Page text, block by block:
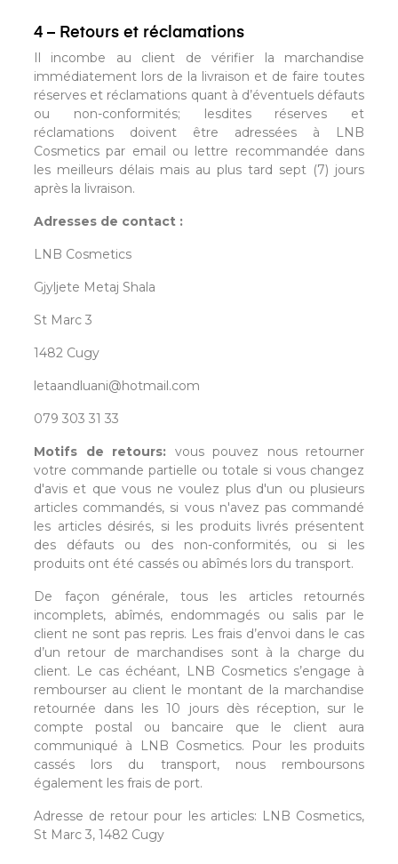
4 – Retours et réclamations
Il incombe au client de vérifier la marchandise
immédiatement lors de la livraison et de faire toutes
réserves et réclamations quant à d’éventuels défauts
ou non-conformités; lesdites réserves et
réclamations doivent être adressées à LNB
Cosmetics par email ou lettre recommandée dans
les meilleurs délais mais au plus tard sept (7) jours
après la livraison.
Adresses de contact :
LNB Cosmetics
Gjyljete Metaj Shala
St Marc 3
1482 Cugy
letaandluani@hotmail.com
079 303 31 33
Motifs de retours: vous pouvez nous retourner
votre commande partielle ou totale si vous changez
d'avis et que vous ne voulez plus d'un ou plusieurs
articles commandés, si vous n'avez pas commandé
les articles désirés, si les produits livrés présentent
des défauts ou des non-conformités, ou si les
produits ont été cassés ou abîmés lors du transport.
De façon générale, tous les articles retournés
incomplets, abîmés, endommagés ou salis par le
client ne sont pas repris. Les frais d’envoi dans le cas
d’un retour de marchandises sont à la charge du
client. Le cas échéant, LNB Cosmetics s’engage à
rembourser au client le montant de la marchandise
retournée dans les 10 jours dès réception, sur le
compte postal ou bancaire que le client aura
communiqué à LNB Cosmetics. Pour les produits
cassés lors du transport, nous remboursons
également les frais de port.
Adresse de retour pour les articles: LNB Cosmetics,
St Marc 3, 1482 Cugy